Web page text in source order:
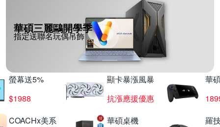
華碩三麗鷗開學季
指定送聯名玩偶吊飾
螢幕送5%
$1988
顯卡暴漲風暴
抗漲應援優惠
華
COACHx美系
華碩桌機
羅